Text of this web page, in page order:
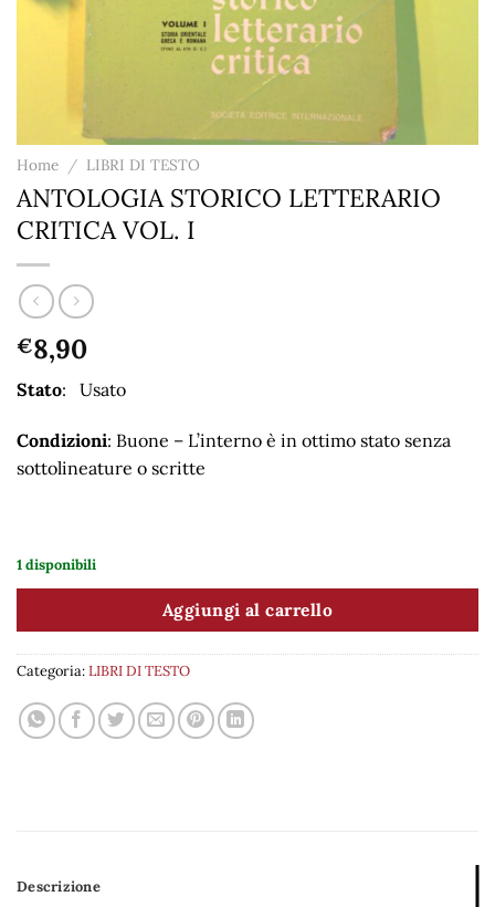
Home / LIBRI DI TESTO
ANTOLOGIA STORICO LETTERARIO
CRITICA VOL. I
€8,90
Stato: Usato
Condizioni: Buone – L’interno è in ottimo stato senza
sottolineature o scritte
1 disponibili
Aggiungi al carrello
Categoria:LIBRI DI TESTO
Descrizione